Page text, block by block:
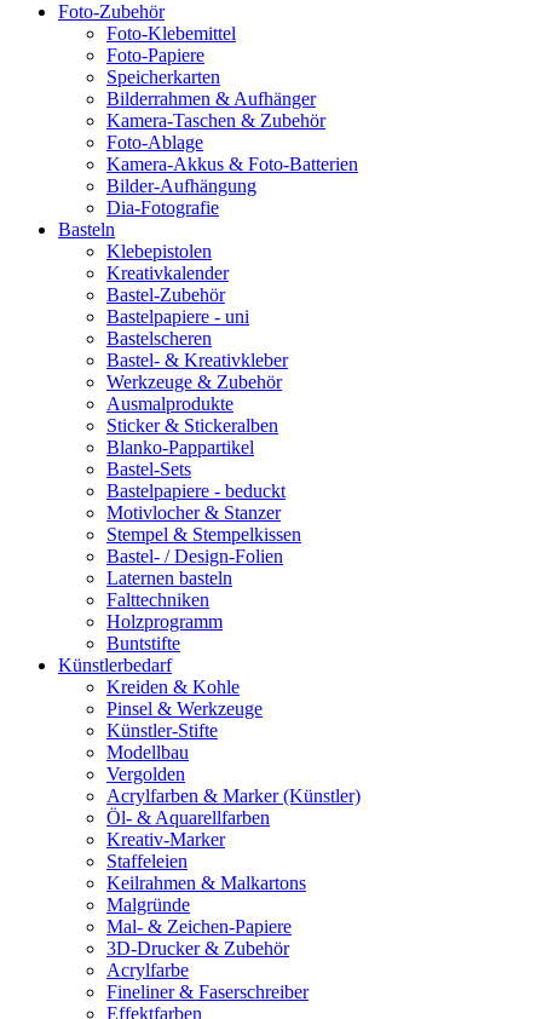
Foto-Zubehör
Foto-Klebemittel
Foto-Papiere
Speicherkarten
Bilderrahmen & Aufhänger
Kamera-Taschen & Zubehör
Foto-Ablage
Kamera-Akkus & Foto-Batterien
Bilder-Aufhängung
Dia-Fotografie
Basteln
Klebepistolen
Kreativkalender
Bastel-Zubehör
Bastelpapiere - uni
Bastelscheren
Bastel- & Kreativkleber
Werkzeuge & Zubehör
Ausmalprodukte
Sticker & Stickeralben
Blanko-Pappartikel
Bastel-Sets
Bastelpapiere - beduckt
Motivlocher & Stanzer
Stempel & Stempelkissen
Bastel- / Design-Folien
Laternen basteln
Falttechniken
Holzprogramm
Buntstifte
Künstlerbedarf
Kreiden & Kohle
Pinsel & Werkzeuge
Künstler-Stifte
Modellbau
Vergolden
Acrylfarben & Marker (Künstler)
Öl- & Aquarellfarben
Kreativ-Marker
Staffeleien
Keilrahmen & Malkartons
Malgründe
Mal- & Zeichen-Papiere
3D-Drucker & Zubehör
Acrylfarbe
Fineliner & Faserschreiber
Effektfarben